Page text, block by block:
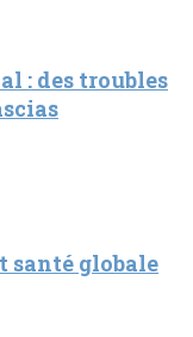
: des troubles
santé globale